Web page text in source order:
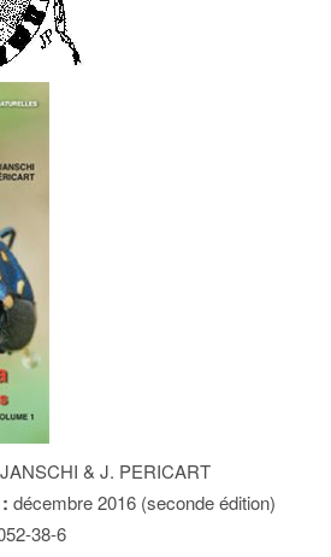
& J. PERICART
décembre 2016 (seconde édition)
38-6